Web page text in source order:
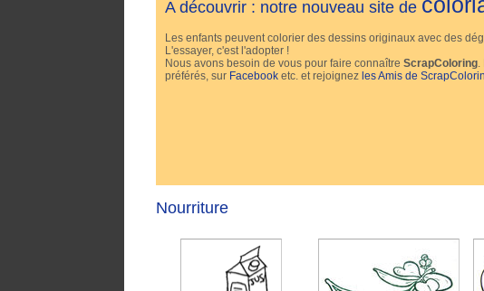
A découvrir : notre nouveau site de
Les enfants peuvent colorier des dessins originaux avec des
L'essayer, c'est l'adopter !
Nous avons besoin de vous pour faire connaître ScrapColoring
préférés, sur Facebook etc. et rejoignez les Amis de
Nourriture